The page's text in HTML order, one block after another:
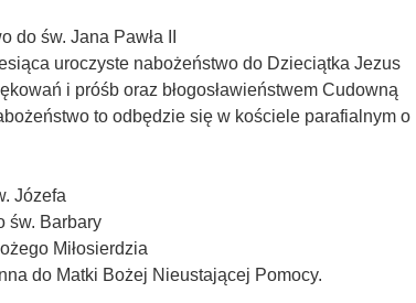
do św. Jana Pawła II
uroczyste nabożeństwo do Dzieciątka Jezus
i próśb oraz błogosławieństwem Cudowną
to odbędzie się w kościele parafialnym o
Józefa
św. Barbary
Miłosierdzia
do Matki Bożej Nieustającej Pomocy.